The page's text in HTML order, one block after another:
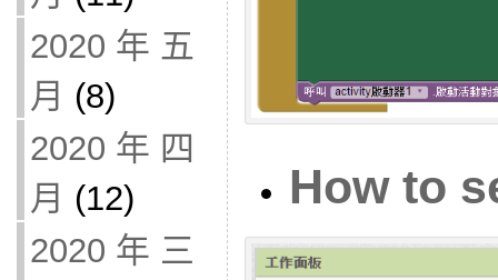
2020 年 五
月 (8)
2020 年 四
月 (12)
2020 年 三
How to